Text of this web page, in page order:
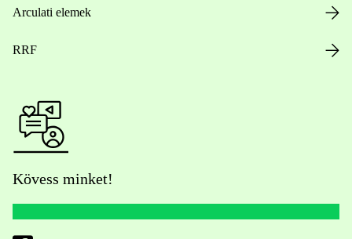
Arculati elemek
RRF
Kövess minket!